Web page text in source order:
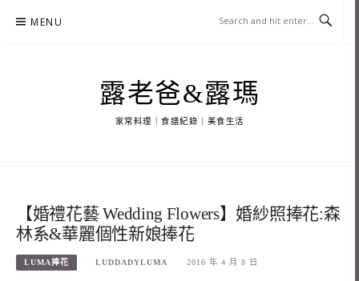
MENU
露老爸&露瑪
家常料理｜食譜紀錄｜美食生活
【婚禮花藝 Wedding Flowers】婚紗照捧花:森
林系&華麗個性新娘捧花
LUMA捧花 LUDDADYLUMA 2016 年 4 月 8 日